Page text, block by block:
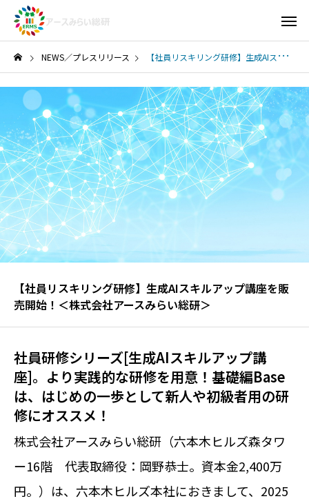
NEWS／プレスリリース 【社員リスキリング研修】生成AIスキルアップ講座を販売開始！＜株式会社アースみらい総研＞
【社員リスキリング研修】生成AIスキルアップ講座を販
売開始！＜株式会社アースみらい総研＞
社員研修シリーズ[生成AIスキルアップ講
座]。より実践的な研修を用意！基礎編Base
は、はじめの一歩として新人や初級者用の研
修にオススメ！
株式会社アースみらい総研（六本木ヒルズ森タワ
ー16階 代表取締役：岡野恭士。資本金2,400万
円。）は、六本木ヒルズ本社におきまして、2025